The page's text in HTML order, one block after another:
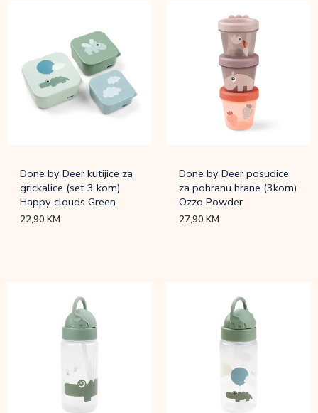
Done by Deer kutijice za
grickalice (set 3 kom)
Happy clouds Green
22,90KM
Done by Deer posudice
za pohranu hrane (3kom)
Ozzo Powder
27,90KM